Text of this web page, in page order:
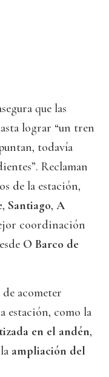
que las
lograr “un tren
todavía
Reclaman
de la estación,
, Santiago, A
coordinación
O Barco de
acometer
estación, como la
en el andén,
ampliación del